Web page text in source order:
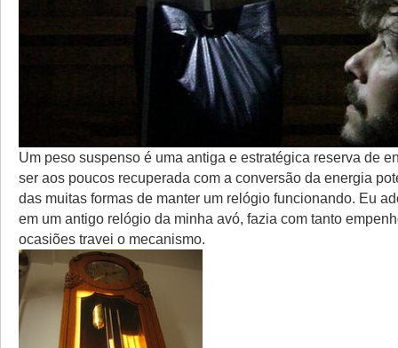
Um peso suspenso é uma antiga e estratégica reserva de
ser aos poucos recuperada com a conversão da energia
das muitas formas de manter um relógio funcionando. Eu
em um antigo relógio da minha avó, fazia com tanto
ocasiões travei o mecanismo.